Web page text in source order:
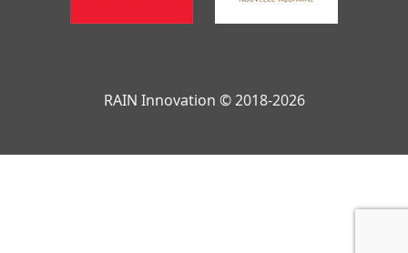
RAIN Innovation © 2018-2026